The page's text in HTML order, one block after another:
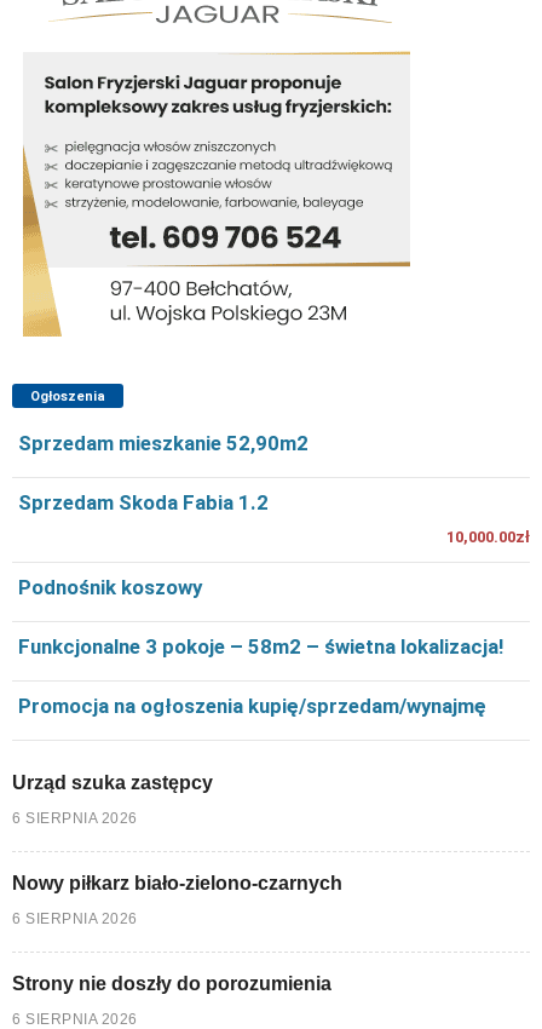
Ogłoszenia
Sprzedam mieszkanie 52,90m2
Sprzedam Skoda Fabia 1.2
10,000.00zł
Podnośnik koszowy
Funkcjonalne 3 pokoje – 58m2 – świetna lokalizacja!
Promocja na ogłoszenia kupię/sprzedam/wynajmę
Urząd szuka zastępcy
6 SIERPNIA 2026
Nowy piłkarz biało-zielono-czarnych
6 SIERPNIA 2026
Strony nie doszły do porozumienia
6 SIERPNIA 2026